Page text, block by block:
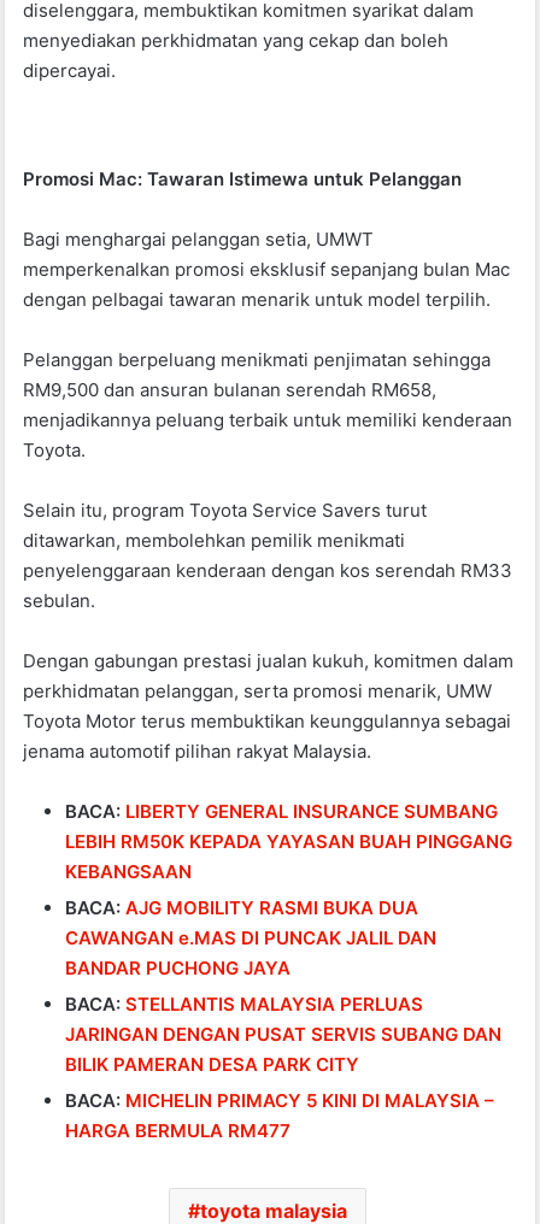
diselenggara, membuktikan komitmen syarikat dalam
menyediakan perkhidmatan yang cekap dan boleh
dipercayai.
Promosi Mac: Tawaran Istimewa untuk Pelanggan
Bagi menghargai pelanggan setia, UMWT
memperkenalkan promosi eksklusif sepanjang bulan Mac
dengan pelbagai tawaran menarik untuk model terpilih.
Pelanggan berpeluang menikmati penjimatan sehingga
RM9,500 dan ansuran bulanan serendah RM658,
menjadikannya peluang terbaik untuk memiliki kenderaan
Toyota.
Selain itu, program Toyota Service Savers turut
ditawarkan, membolehkan pemilik menikmati
penyelenggaraan kenderaan dengan kos serendah RM33
sebulan.
Dengan gabungan prestasi jualan kukuh, komitmen dalam
perkhidmatan pelanggan, serta promosi menarik, UMW
Toyota Motor terus membuktikan keunggulannya sebagai
jenama automotif pilihan rakyat Malaysia.
BACA: LIBERTY GENERAL INSURANCE SUMBANG
LEBIH RM50K KEPADA YAYASAN BUAH PINGGANG
KEBANGSAAN
BACA:AJG MOBILITY RASMI BUKA DUA
CAWANGAN e.MAS DI PUNCAK JALIL DAN
BANDAR PUCHONG JAYA
BACA:STELLANTIS MALAYSIA PERLUAS
JARINGAN DENGAN PUSAT SERVIS SUBANG DAN
BILIK PAMERAN DESA PARK CITY
BACA: MICHELIN PRIMACY 5 KINI DI MALAYSIA –
HARGA BERMULA RM477
toyota malaysia